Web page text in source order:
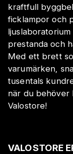
kraftfull
ficklampor och
prestanda och
Med ett brett
varumärken,
tusentals
när du behöver
Valostore!
VALOSTORE